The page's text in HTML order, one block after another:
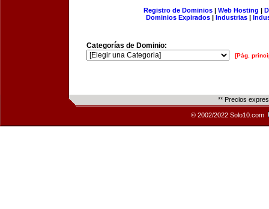
Registro de Dominios| Web Hosting |
Dominios Expirados | Industrias |
Categorías de Dominio:
[Pág.
** Precios
© 2002/2022 Solo10.com